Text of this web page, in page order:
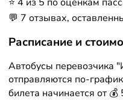
💬 7 отзывах,
Расписание и
Автобусы перевозчика
отправляются по-
билета начинается от